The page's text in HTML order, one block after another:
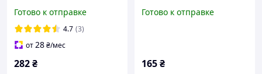
Дистанционное
управление для Smart TV,
Android TV Box
Готово к отправке
4.7 (3)
от28₴/мес
282₴
Готово к отправке
165₴